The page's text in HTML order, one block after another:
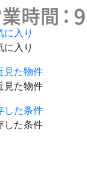
に入り
に入り
見た物件
見た物件
した条件
した条件